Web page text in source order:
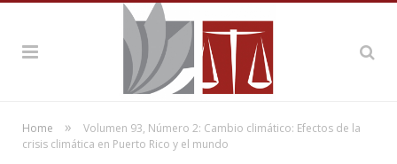
Home »
Volumen 93, Número 2: Cambio climático: Efectos de la
crisis climática en Puerto Rico y el mundo